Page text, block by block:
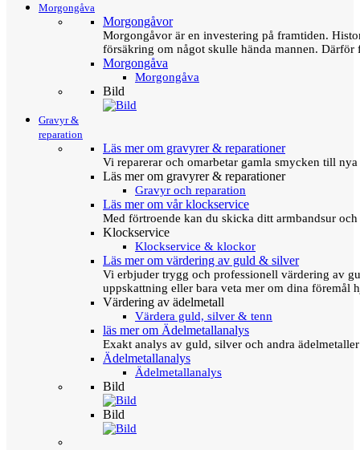
Morgongåva
Morgongåvor
Morgongåvor är en investering på framtiden.
försäkring om något skulle hända mannen.
Morgongåva
Morgongåva
Bild
Gravyr &
reparation
Läs mer om gravyrer & reparationer
Vi reparerar och omarbetar gamla smycken till
Läs mer om gravyrer & reparationer
Gravyr och reparation
Läs mer om vår klockservice
Med förtroende kan du skicka ditt armbandsur
Klockservice
Klockservice & klockor
Läs mer om värdering av guld & silver
Vi erbjuder trygg och professionell värdering av
uppskattning eller bara veta mer om dina föremål
Värdering av ädelmetall
Värdera guld, silver & tenn
läs mer om Ädelmetallanalys
Exakt analys av guld, silver och andra
Ädelmetallanalys
Ädelmetallanalys
Bild
Bild